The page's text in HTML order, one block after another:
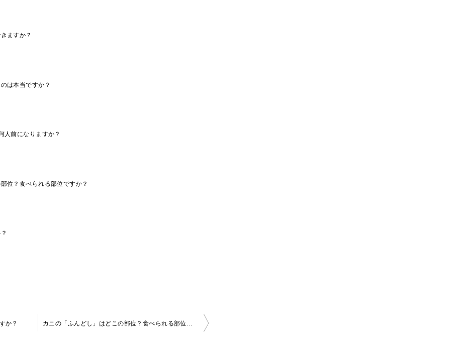
ますか？
は本当ですか？
人前になりますか？
位？食べられる部位ですか？
か？ カニの「ふんどし」はどこの部位？食べられる部位ですか？